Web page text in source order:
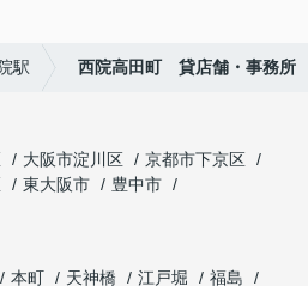
駅 西院高田町 貸店舗・事務所
大阪市淀川区
京都市下京区
東大阪市
豊中市
本町 天神橋 江戸堀
福島